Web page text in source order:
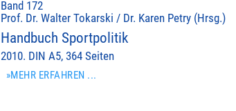
Band 172
Prof. Dr. Walter Tokarski / Dr. Karen Petry (Hrsg.)
Handbuch Sportpolitik
2010. DIN A5, 364 Seiten
»MEHR ERFAHREN ...